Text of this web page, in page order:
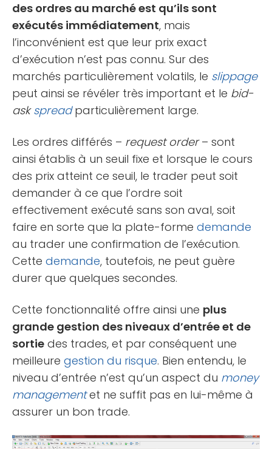
des ordres au marché est qu’ils sont
exécutés immédiatement, mais
l’inconvénient est que leur prix exact
d’exécution n’est pas connu. Sur des
marchés particulièrement volatils, le slippage
peut ainsi se révéler très important et le bid-
askspreadparticulièrement large.
Les ordres différés – request order– sont
ainsi établis à un seuil fixe et lorsque le cours
des prix atteint ce seuil, le trader peut soit
demander à ce que l’ordre soit
effectivement exécuté sans son aval, soit
faire en sorte que la plate-forme demande
au trader une confirmation de l’exécution.
Cette demande, toutefois, ne peut guère
durer que quelques secondes.
Cette fonctionnalité offre ainsi une plus
grande gestion des niveaux d’entrée et de
sortie des trades, et par conséquent une
meilleure gestion du risque. Bien entendu, le
niveau d’entrée n’est qu’un aspect du money
managementet ne suffit pas en lui-même à
assurer un bon trade.